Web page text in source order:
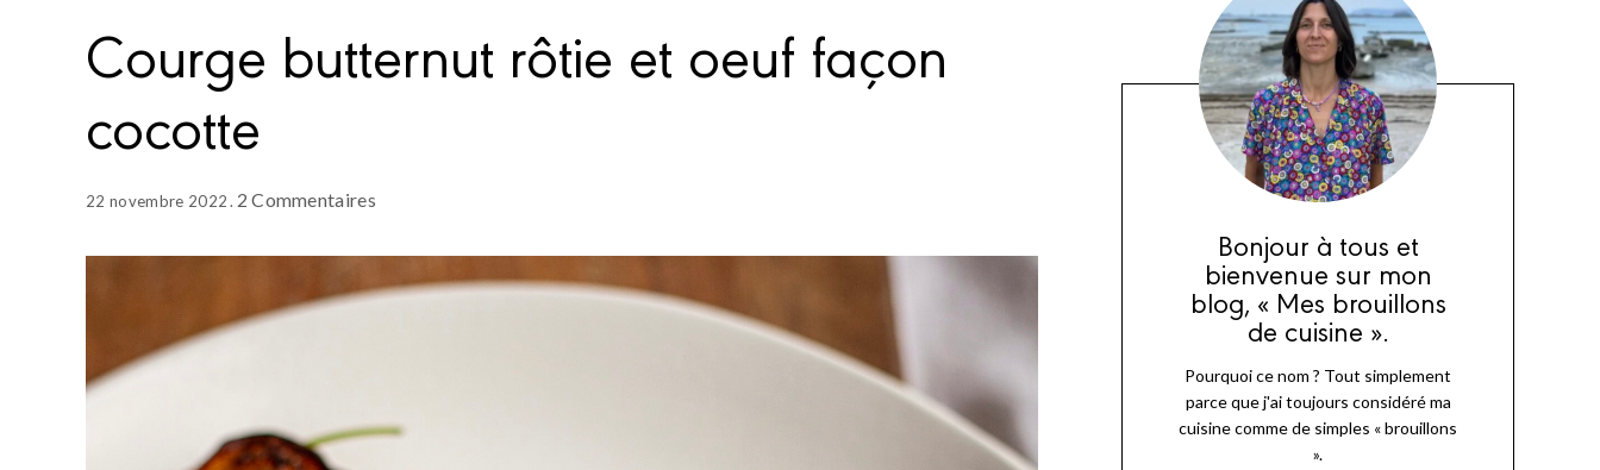
Courge butternut rôtie et oeuf façon
cocotte
22 novembre 2022 2 Commentaires
Bonjour à tous et
bienvenue sur mon
blog, « Mes brouillons
de cuisine ».
Pourquoi ce nom ? Tout simplement
parce que j'ai toujours considéré ma
cuisine comme de simples « brouillons
».